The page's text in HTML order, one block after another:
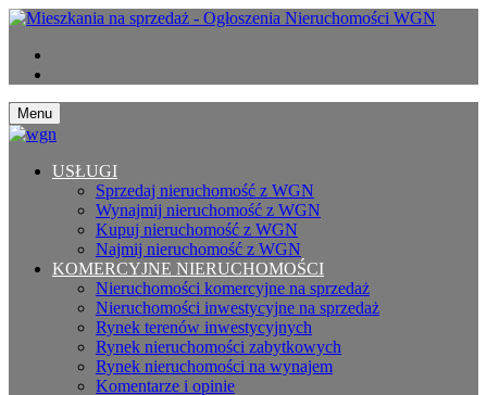
Menu
USŁUGI
Sprzedaj nieruchomość z WGN
Wynajmij nieruchomość z WGN
Kupuj nieruchomość z WGN
Najmij nieruchomość z WGN
KOMERCYJNE NIERUCHOMOŚCI
Nieruchomości komercyjne na sprzedaż
Nieruchomości inwestycyjne na sprzedaż
Rynek terenów inwestycyjnych
Rynek nieruchomości zabytkowych
Rynek nieruchomości na wynajem
Komentarze i opinie